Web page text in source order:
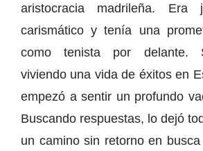
aristocracia madrileña. Era
carismático y tenía una
como tenista por delante.
viviendo una vida de éxitos en
empezó a sentir un profundo
Buscando respuestas, lo dejó
un camino sin retorno en